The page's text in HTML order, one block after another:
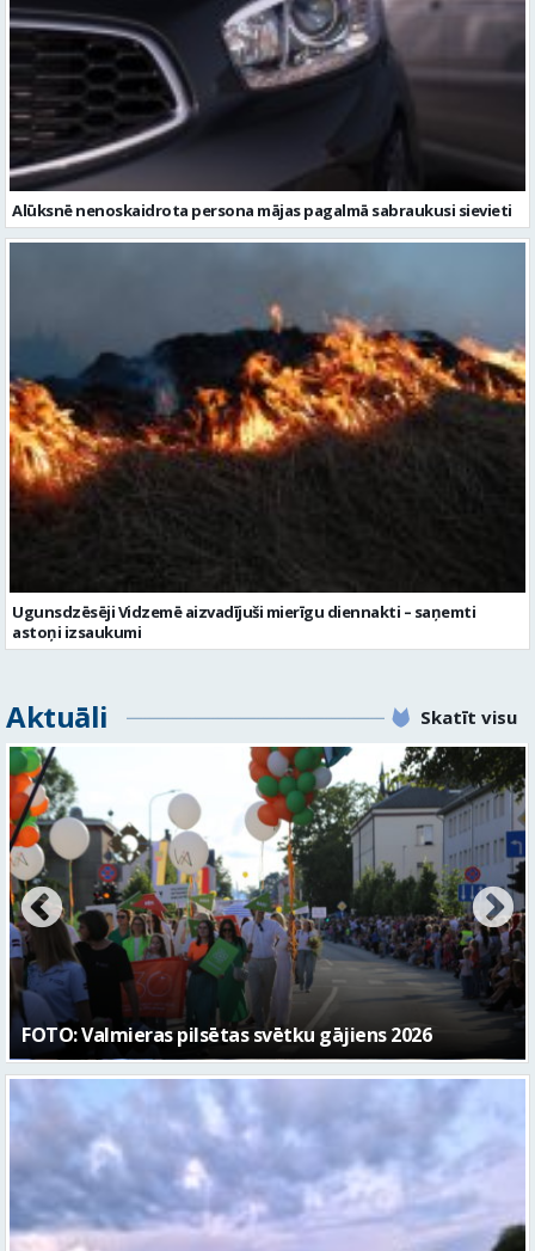
Alūksnē nenoskaidrota persona mājas pagalmā sabraukusi sievieti
Ugunsdzēsēji Vidzemē aizvadījuši mierīgu diennakti – saņemti
astoņi izsaukumi
Aktuāli Skatīt visu
Valmieras svētku nedēļā Kazu krācēs atklāj skulptūru
“Kaza”